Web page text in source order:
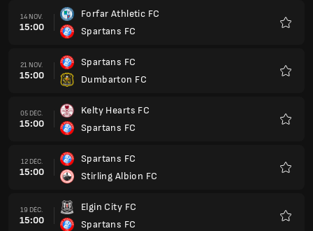
14 NOV.
15:00
Forfar Athletic FC
Spartans FC
21 NOV.
15:00
Spartans FC
Dumbarton FC
05 DÉC.
15:00
Kelty Hearts FC
Spartans FC
12 DÉC.
15:00
Spartans FC
Stirling Albion FC
19 DÉC.
15:00
Elgin City FC
Spartans FC